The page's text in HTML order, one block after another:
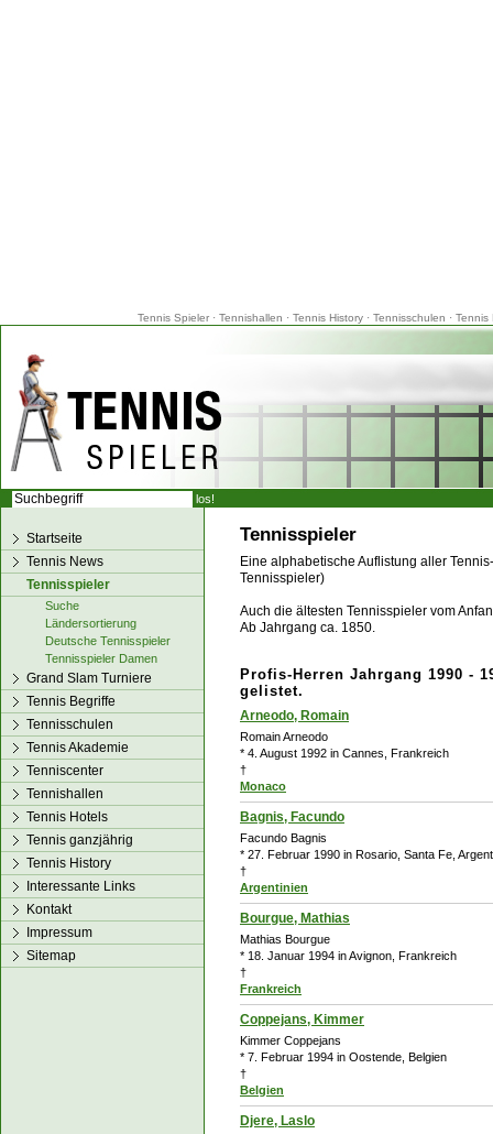
Tennis Spieler· Tennishallen · Tennis History· Tennisschulen · Tennis
Tennisspieler
Eine alphabetische Auflistung aller
Tennisspieler)
Auch die ältesten Tennisspieler vom
Ab Jahrgang ca. 1850.
Profis-Herren Jahrgang 1990 -
gelistet.
Arneodo, Romain
Romain Arneodo
* 4. August 1992 in Cannes, Frankreich
†
Monaco
Bagnis, Facundo
Facundo Bagnis
* 27. Februar 1990 in Rosario, Santa Fe,
†
Argentinien
Bourgue, Mathias
Mathias Bourgue
* 18. Januar 1994 in Avignon, Frankreich
†
Frankreich
Coppejans, Kimmer
Kimmer Coppejans
* 7. Februar 1994 in Oostende, Belgien
†
Belgien
Djere, Laslo
Startseite
Tennis News
Tennisspieler
Suche
Ländersortierung
Deutsche Tennisspieler
Tennisspieler Damen
Grand Slam Turniere
Tennis Begriffe
Tennisschulen
Tennis Akademie
Tenniscenter
Tennishallen
Tennis Hotels
Tennis ganzjährig
Tennis History
Interessante Links
Kontakt
Impressum
Sitemap
los!